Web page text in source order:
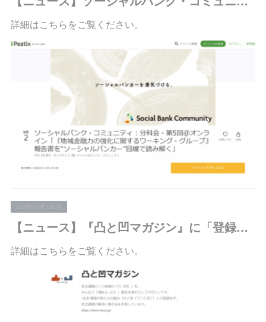
詳細はこちらをご覧ください。
2026.01.06 04:05
【ニュース】『凸と凹マガジン』に「登録先の志」No.42を掲載しました
詳細はこちらをご覧ください。